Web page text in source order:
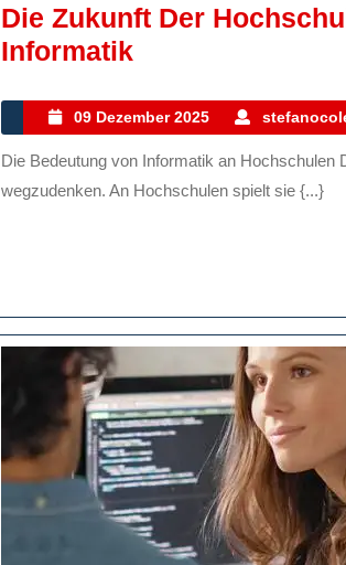
Die Zukunft Der
InformatikDie
Der
Hochschule:
Innovative
Informatik
09 Dezember 2025
09
Dezember
2025
Die Bedeutung von Informatik an Hochschulen Die Informatik ist aus der heutigen Welt nicht mehr
wegzudenken. An Hochschulen spielt sie {...}